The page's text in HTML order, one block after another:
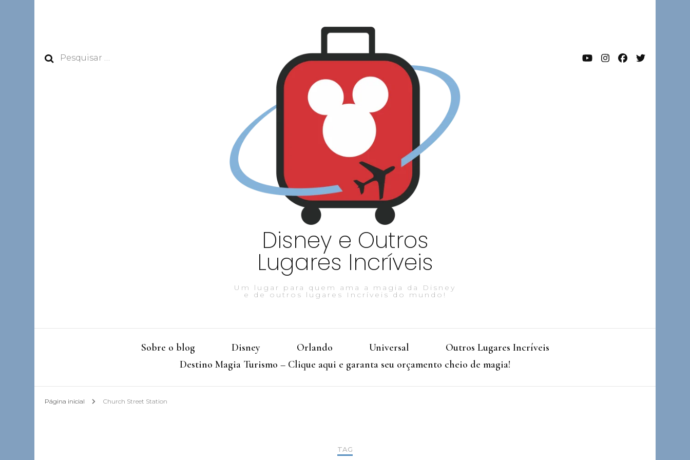
Pesquisar
Disney e Outros
Lugares Incríveis
Um lugar para quem ama a magia da Disney
e de outros lugares Incríveis do mundo!
Sobre o blog Disney Orlando Universal
Outros Lugares Incríveis
Destino Magia Turismo – Clique aqui e garanta seu orçamento cheio de magia!
Página inicial Church Street Station
TAG